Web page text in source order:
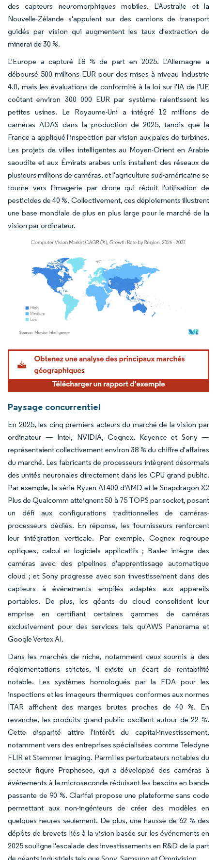
des capteurs neuromorphiques mobiles. L'Australie et la
Nouvelle-Zélande s'appuient sur des camions de transport
guidés par vision qui augmentent les taux d'extraction de
minerai de 30 %.
L'Europe a capturé 18 % de part en 2025. L'Allemagne a
déboursé 500 millions EUR pour des mises à niveau Industrie
4.0, mais les évaluations de conformité à la loi sur l'IA de l'UE
coûtant environ 300 000 EUR par système ralentissent les
petites usines. Le Royaume-Uni a intégré 12 millions de
caméras ADAS dans la production de 2025, tandis que la
France a appliqué l'inspection par vision aux pales de turbines.
Les projets de villes intelligentes au Moyen-Orient en Arabie
saoudite et aux Émirats arabes unis installent des réseaux de
plusieurs millions de caméras, et l'agriculture sud-américaine se
tourne vers l'imagerie par drone qui réduit l'utilisation de
pesticides de 40 %. Collectivement, ces déploiements illustrent
une base mondiale de plus en plus large pour le marché de la
vision par ordinateur.
Image © Mordor Intelligence. La réutilisation nécessite une attribution sous CC BY
Paysage concurrentiel
En 2025, les cinq premiers acteurs du marché de la vision par
ordinateur — Intel, NVIDIA, Cognex, Keyence et Sony —
représentaient collectivement environ 38 % du chiffre d'affaires
du marché. Les fabricants de processeurs intègrent désormais
des unités neuronales directement dans les CPU grand public.
Par exemple, la série Ryzen AI 400 d'AMD et le Snapdragon X2
Plus de Qualcomm atteignent 50 à 75 TOPS par socket, posant
un défi aux configurations traditionnelles de caméras-
processeurs dédiés. En réponse, les fournisseurs renforcent
leur intégration verticale. Par exemple, Cognex regroupe
optiques, calcul et logiciels applicatifs ; Basler intègre des
caméras avec des pipelines d'apprentissage automatique
cloud ; et Sony progresse avec son investissement dans des
capteurs à événements empilés adaptés aux appareils
portables. De plus, les géants du cloud consolident leur
emprise en certifiant certaines gammes de caméras
exclusivement pour des services tels qu'AWS Panorama et
Google Vertex AI.
Dans les marchés de niche, notamment ceux soumis à des
réglementations strictes, il existe un écart de rentabilité
notable. Les systèmes homologués par la FDA pour les
inspections et les imageurs thermiques conformes aux normes
ITAR affichent des marges brutes proches de 40 %. En
revanche, les produits grand public oscillent autour de 22 %.
Cette disparité attire l'intérêt du capital-investissement,
notamment vers des entreprises spécialisées comme Teledyne
FLIR et Stemmer Imaging. Parmi les perturbateurs notables du
secteur figure Prophesee, qui a développé des caméras à
événements à la microseconde réduisant les besoins en bande
passante de 90 %. Clarifai propose une plateforme sans code
permettant aux non-ingénieurs de créer des modèles en
quelques heures seulement. De plus, une hausse de 62 % des
dépôts de brevets liés à la vision basée sur les événements en
2025 souligne l'escalade des investissements en R&D de la part